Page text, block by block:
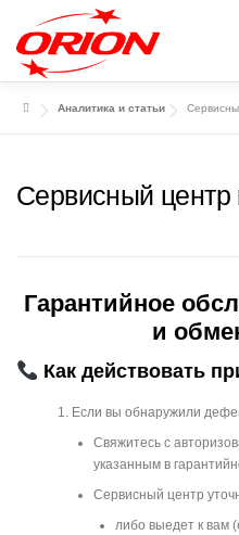
содержимому
ГЛАВНАЯ
О НАС
Аналитика и статьи
Сервисный центр
Гарантийное
и
Как действовать
Если вы обнаружили
Свяжитесь с
указанным в
Сервисный центр
либо выедет к вам